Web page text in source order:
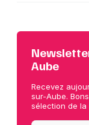
Aube
Recevez
sur-Aube.
sélection de la